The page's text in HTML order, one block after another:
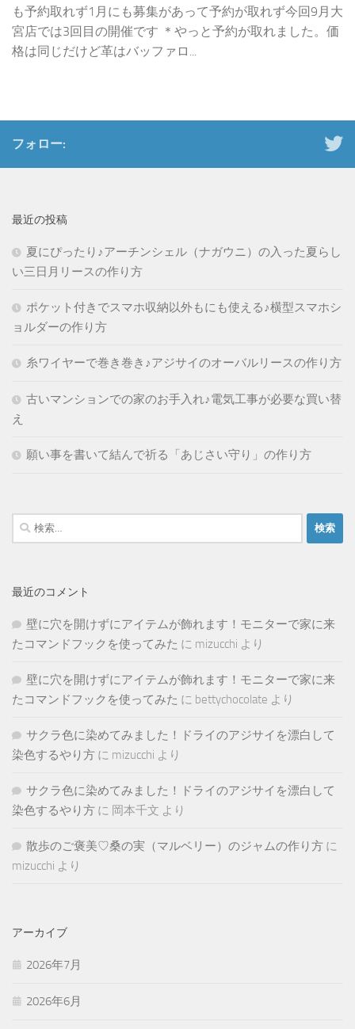
も予約取れず1月にも募集があって予約が取れず今回9月大
宮店では3回目の開催です ＊やっと予約が取れました。価
格は同じだけど革はバッファロ...
フォロー:
最近の投稿
夏にぴったり♪アーチンシェル（ナガウニ）の入った夏らし
い三日月リースの作り方
ポケット付きでスマホ収納以外もにも使える♪横型スマホシ
ョルダーの作り方
糸ワイヤーで巻き巻き♪アジサイのオーバルリースの作り方
古いマンションでの家のお手入れ♪電気工事が必要な買い替
え
願い事を書いて結んで祈る「あじさい守り」の作り方
検
索:
最近のコメント
壁に穴を開けずにアイテムが飾れます！モニターで家に来
たコマンドフックを使ってみた に mizucchi より
壁に穴を開けずにアイテムが飾れます！モニターで家に来
たコマンドフックを使ってみた に bettychocolate より
サクラ色に染めてみました！ドライのアジサイを漂白して
染色するやり方 に mizucchi より
サクラ色に染めてみました！ドライのアジサイを漂白して
染色するやり方 に 岡本千文 より
散歩のご褒美♡桑の実（マルベリー）のジャムの作り方 に
mizucchi より
アーカイブ
2026年7月
2026年6月